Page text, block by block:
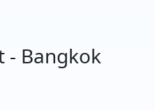
- Bangkok